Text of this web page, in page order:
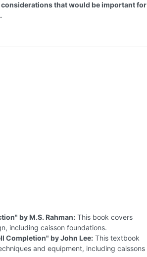
that would be important for
by M.S. Rahman: This book covers
including caisson foundations.
Completion" by John Lee: This textbook
and equipment, including caissons